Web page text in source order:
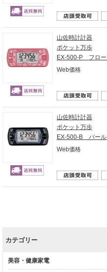
山佐時計計器
ポケット万歩
EX-500-P フロー
Web価格
山佐時計計器
ポケット万歩
EX-500-B パール
Web価格
カテゴリー
美容・健康家電